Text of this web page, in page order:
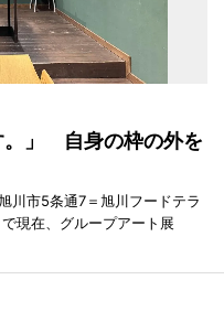
。」 自身の枠の外を
川市5条通7＝旭川フードテラ
現在、グループアート展